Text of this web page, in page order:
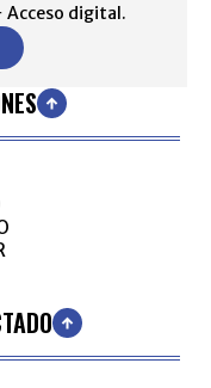
Acceso digital.